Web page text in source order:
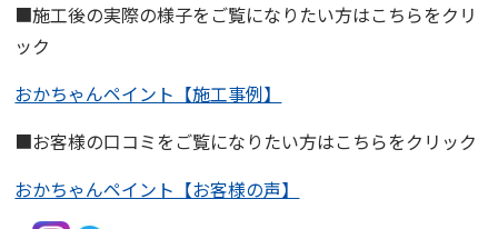
■施工後の実際の様子をご覧になりたい方はこちらをクリ
ック
おかちゃんペイント【施工事例】
■お客様の口コミをご覧になりたい方はこちらをクリック
おかちゃんペイント【お客様の声】